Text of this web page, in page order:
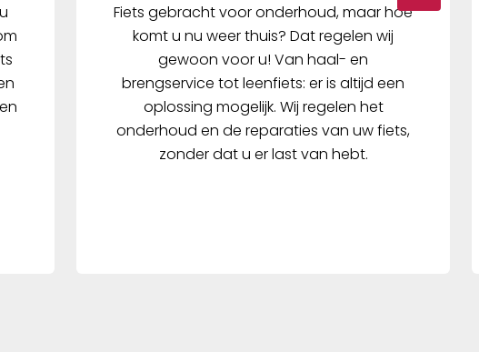
Fiets gebracht voor onderhoud, maar hoe
komt u nu weer thuis? Dat regelen wij
gewoon voor u! Van haal- en
brengservice tot leenfiets: er is altijd een
oplossing mogelijk. Wij regelen het
onderhoud en de reparaties van uw fiets,
zonder dat u er last van hebt.